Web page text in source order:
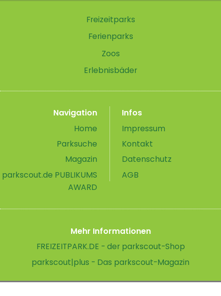
Freizeitparks
Ferienparks
Zoos
Erlebnisbäder
Navigation
Home
Parksuche
Magazin
parkscout.de PUBLIKUMS
AWARD
Infos
Impressum
Kontakt
Datenschutz
AGB
Mehr Informationen
FREIZEITPARK.DE - der parkscout-Shop
parkscout|plus - Das parkscout-Magazin